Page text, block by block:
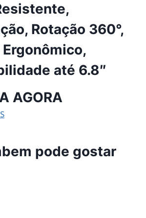
Rotação 360°,
até 6.8″
AGORA
pode gostar